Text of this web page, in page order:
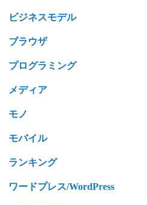
ビジネスモデル
ブラウザ
プログラミング
メディア
モノ
モバイル
ランキング
ワードプレス/WordPress